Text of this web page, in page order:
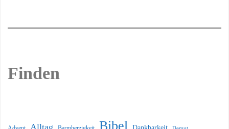
Finden
Bibel